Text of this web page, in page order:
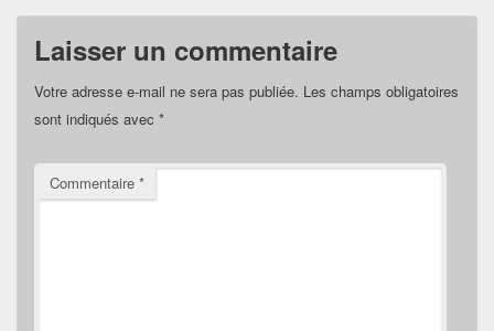
Laisser un commentaire
Votre adresse e-mail ne sera pas publiée. Les champs obligatoires
sont indiqués avec *
Commentaire *